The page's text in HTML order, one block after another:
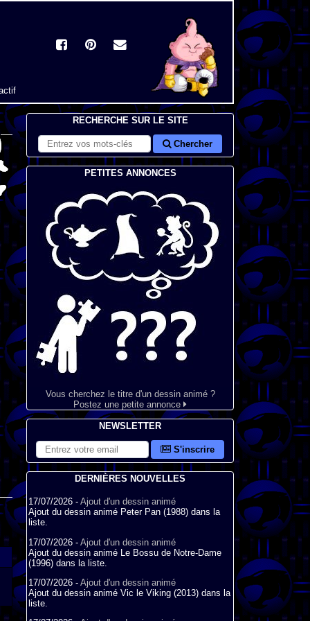
RECHERCHE SUR LE SITE
Chercher
PETITES ANNONCES
Vous cherchez le titre d'un dessin animé ?
Postez une petite annonce
NEWSLETTER
S'inscrire
DERNIÈRES NOUVELLES
17/07/2026 - Ajout d'un dessin animé
Ajout du dessin animé Peter Pan (1988) dans la
liste.
17/07/2026 - Ajout d'un dessin animé
Ajout du dessin animé Le Bossu de Notre-Dame
(1996) dans la liste.
17/07/2026 - Ajout d'un dessin animé
Ajout du dessin animé Vic le Viking (2013) dans la
liste.